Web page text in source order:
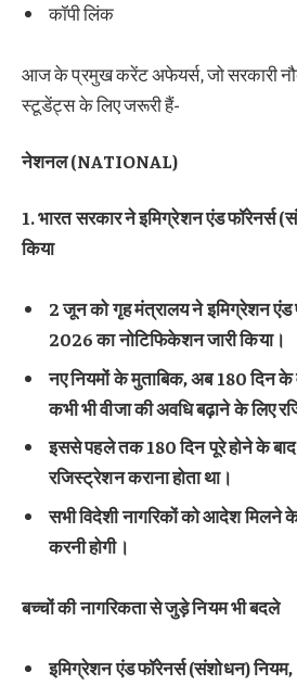
कॉपी लिंक
आज के प्रमुख करेंट अफेयर्स, जो सरकारी
स्टूडेंट्स के लिए जरूरी हैं-
नेशनल (NATIONAL)
1. भारत सरकार ने इमिग्रेशन एंड फॉरेनर्स
किया
2 जून को गृह मंत्रालय ने इमिग्रेशन एंड
2026 का नोटिफिकेशन जारी किया।
नए नियमों के मुताबिक, अब 180 दिन के
कभी भी वीजा की अवधि बढ़ाने के लिए
इससे पहले तक 180 दिन पूरे होने के
रजिस्‍ट्रेशन कराना होता था।
सभी विदेशी नागरिकों को आदेश मिलने
करनी होगी।
बच्चों की नागरिकता से जुड़े नियम भी बदले
इमिग्रेशन एंड फॉरेनर्स (संशोधन)